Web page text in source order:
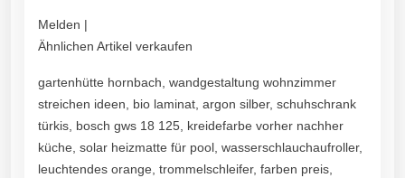
Melden |
Ähnlichen Artikel verkaufen
gartenhütte hornbach, wandgestaltung wohnzimmer
streichen ideen, bio laminat, argon silber, schuhschrank
türkis, bosch gws 18 125, kreidefarbe vorher nachher
küche, solar heizmatte für pool, wasserschlauchaufroller,
leuchtendes orange, trommelschleifer, farben preis,